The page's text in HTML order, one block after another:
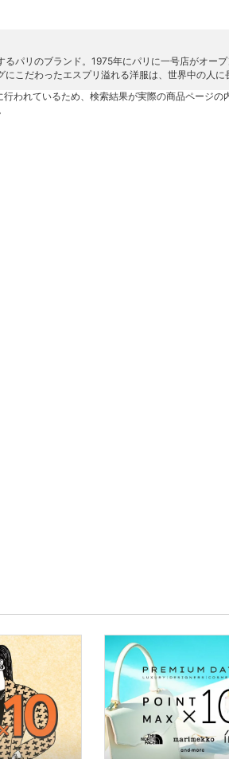
るパリのブランド。1975年にパリに一号店がオー
こだわったエスプリ溢れる洋服は、世界中の人に
われているため、検索結果が実際の商品ページ